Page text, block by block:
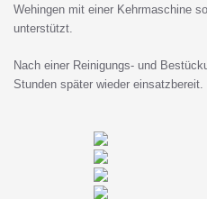
Wehingen mit einer Kehrmaschine
unterstützt.
Nach einer Reinigungs- und
Stunden später wieder einsatzbereit.